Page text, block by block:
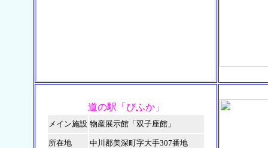
道の駅「びふか」
メイン施設 物産展示館「双子座館」
所在地 中川郡美深町字大手307番地